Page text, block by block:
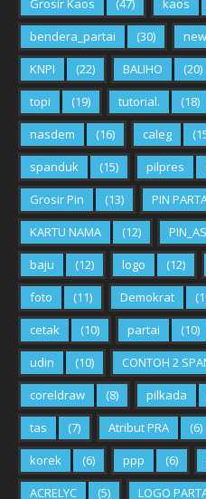
Grosir Kaos
(47) kaos
bendera_partai
(30)
KNPI
(22) BALIHO (20)
topi
(19) tutorial. (18)
nasdem
(16) caleg
spanduk
(15) pilpres
Grosir Pin
(13) PIN
KARTU NAMA
(12)
baju
(12) logo (12)
foto
(11) Demokrat
cetak
(10) partai (10)
udin
(10) CONTOH 2
coreldraw
(8) pilkada
tas
(7) Atribut PRA (6)
korek
(6) ppp (6)
ACRELYC
(5) LOGO